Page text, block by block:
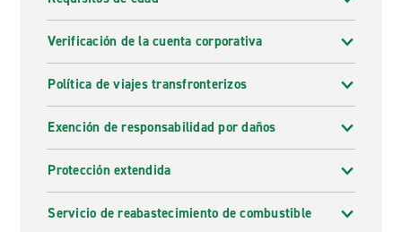
Verificación de la cuenta corporativa
Política de viajes transfronterizos
Exención de responsabilidad por daños
Protección extendida
Servicio de reabastecimiento de combustible